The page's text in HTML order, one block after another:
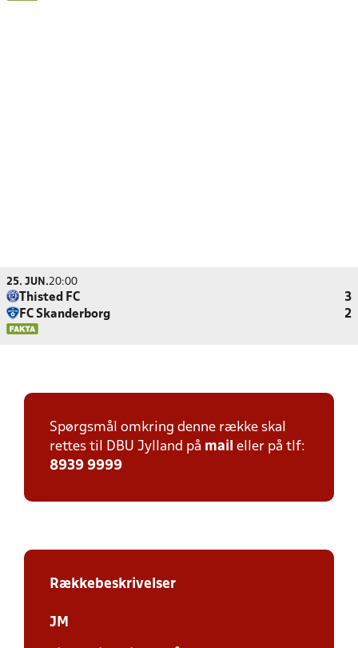
25. JUN.20:00
Thisted FC
3
FC Skanderborg
2
Spørgsmål omkring denne række skal
rettes til DBU Jylland på mail eller på tlf:
8939 9999
Rækkebeskrivelser
JM